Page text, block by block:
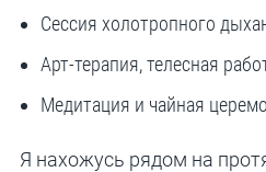
Сессия холотропного
Арт-терапия, телесная
Медитация и чайная
Я нахожусь рядом на